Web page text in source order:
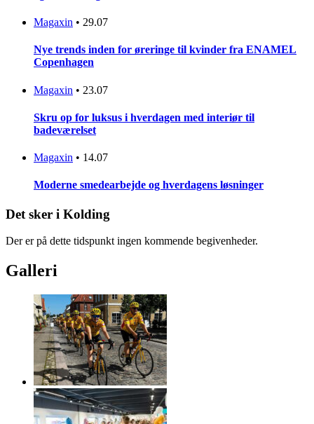
Magaxin • 29.07
Nye trends inden for øreringe til kvinder fra ENAMEL
Copenhagen
Magaxin • 23.07
Skru op for luksus i hverdagen med interiør til
badeværelset
Magaxin • 14.07
Moderne smedearbejde og hverdagens løsninger
Det sker i Kolding
Der er på dette tidspunkt ingen kommende begivenheder.
Galleri